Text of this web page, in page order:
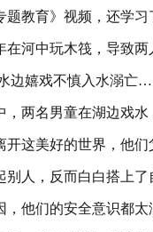
教育》视频，还学
在河中玩木筏，导致
边嬉戏不慎入水溺亡
，两名男童在湖边戏
开这美好的世界，他
人，反而白白搭上了
，他们的安全意识都